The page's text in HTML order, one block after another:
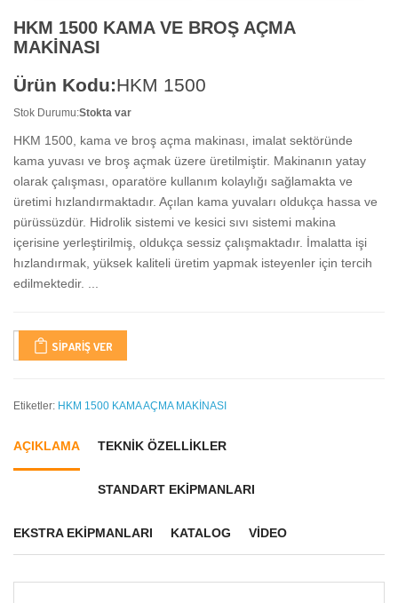
HKM 1500 KAMA VE BROŞ AÇMA
MAKİNASI
Ürün Kodu:HKM 1500
Stok Durumu:Stokta var
HKM 1500, kama ve broş açma makinası, imalat sektöründe
kama yuvası ve broş açmak üzere üretilmiştir. Makinanın yatay
olarak çalışması, oparatöre kullanım kolaylığı sağlamakta ve
üretimi hızlandırmaktadır. Açılan kama yuvaları oldukça hassa ve
pürüssüzdür. Hidrolik sistemi ve kesici sıvı sistemi makina
içerisine yerleştirilmiş, oldukça sessiz çalışmaktadır. İmalatta işi
hızlandırmak, yüksek kaliteli üretim yapmak isteyenler için tercih
edilmektedir. ...
SIPARIŞ VER
Etiketler: HKM 1500 KAMA AÇMA MAKİNASI
AÇIKLAMA TEKNİK ÖZELLİKLER
STANDART EKİPMANLARI
EKSTRA EKİPMANLARI KATALOG VIDEO